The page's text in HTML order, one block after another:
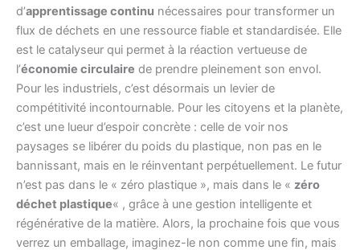
d’apprentissage continu nécessaires pour transformer un
flux de déchets en une ressource fiable et standardisée. Elle
est le catalyseur qui permet à la réaction vertueuse de
l’économie circulaire de prendre pleinement son envol.
Pour les industriels, c’est désormais un levier de
compétitivité incontournable. Pour les citoyens et la planète,
c’est une lueur d’espoir concrète : celle de voir nos
paysages se libérer du poids du plastique, non pas en le
bannissant, mais en le réinventant perpétuellement. Le futur
n’est pas dans le « zéro plastique », mais dans le « zéro
déchet plastique« , grâce à une gestion intelligente et
régénérative de la matière. Alors, la prochaine fois que vous
verrez un emballage, imaginez-le non comme une fin, mais